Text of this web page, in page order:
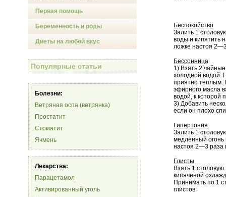
Первая помощь
Беременность и роды
Диеты на любой вкус
Популярные статьи
Болезни:
Ветряная оспа (ветрянка)
Простатит
Стоматит
Ячмень
Лекарства:
Парацетамол
Активированный уголь
Беспокойство
Залить 1
воды и кипятить
ложке настоя
Бессонница
1) Взять 2
холодной водой.
приятно теплым.
эфирного масла
водой, к которой
3) Добавить
если он плохо
Гипертония
Залить 1
медленный огонь
настоя 2—3 раза
Глисты
Взять 1
кипяченой
Принимать по 1
глистов.